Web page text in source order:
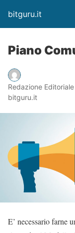
bitguru.it
Piano
Redazione
bitguru.it
E’ necessario farne